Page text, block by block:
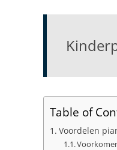
Table of
Voordelen